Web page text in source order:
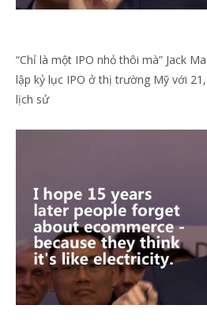
“Chỉ là một IPO nhỏ thôi mà” Jack
lập kỷ lục IPO ở thị trường Mỹ với
lịch sử